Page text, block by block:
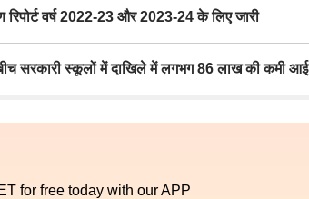
वर्ष 2022-23 और 2023-24 के लिए जारी
सरकारी स्कूलों में दाखिले में लगभग 86 लाख की कमी आई
for free today with our APP